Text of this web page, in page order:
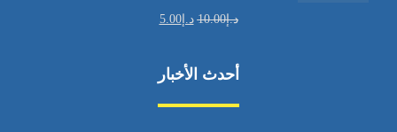
د.إ10.00 د.إ5.00
أحدث الأخبار